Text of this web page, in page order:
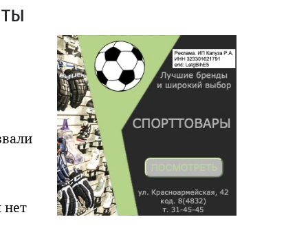
нет